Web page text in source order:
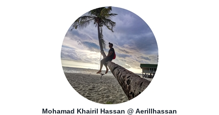
Mohamad Khairil Hassan @ Aerillhassan